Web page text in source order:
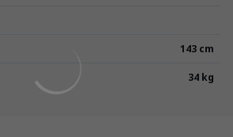
143 cm
34 kg